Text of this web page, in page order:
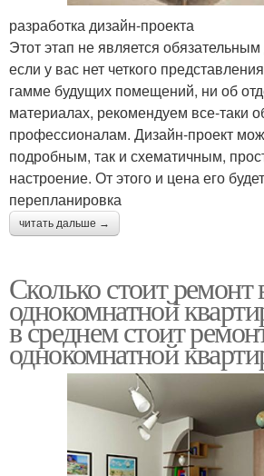
разработка дизайн-проекта
Этот этап не является
если у вас нет четкого
гамме будущих помещений, ни об
материалах, рекомендуем все-таки
профессионалам. Дизайн-проект
подробным, так и схематичным,
настроение. От этого и цена его
перепланировка
читать дальше →
Сколько стоит ремонт
однокомнатной
в среднем стоит
однокомнатной